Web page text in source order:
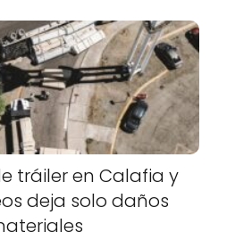
tráiler en Calafia y
deja solo daños